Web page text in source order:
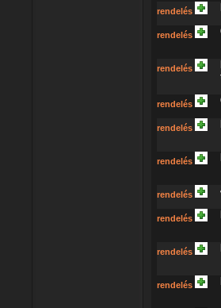
rendelés
rendelés
rendelés
rendelés
rendelés
rendelés
rendelés
rendelés
rendelés
rendelés